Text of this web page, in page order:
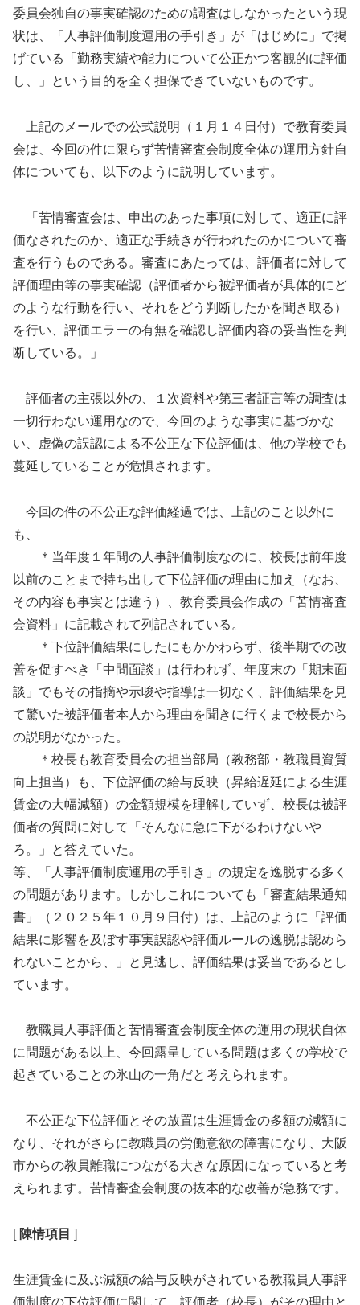
委員会独自の事実確認のための調査はしなかったという現
状は、「人事評価制度運用の手引き」が「はじめに」で掲
げている「勤務実績や能力について公正かつ客観的に評価
し、」という目的を全く担保できていないものです。
上記のメールでの公式説明（１月１４日付）で教育委員
会は、今回の件に限らず苦情審査会制度全体の運用方針自
体についても、以下のように説明しています。
「苦情審査会は、申出のあった事項に対して、適正に評
価なされたのか、適正な手続きが行われたのかについて審
査を行うものである。審査にあたっては、評価者に対して
評価理由等の事実確認（評価者から被評価者が具体的にど
のような行動を行い、それをどう判断したかを聞き取る）
を行い、評価エラーの有無を確認し評価内容の妥当性を判
断している。」
評価者の主張以外の、１次資料や第三者証言等の調査は
一切行わない運用なので、今回のような事実に基づかな
い、虚偽の誤認による不公正な下位評価は、他の学校でも
蔓延していることが危惧されます。
今回の件の不公正な評価経過では、上記のこと以外に
も、
＊当年度１年間の人事評価制度なのに、校長は前年度
以前のことまで持ち出して下位評価の理由に加え（なお、
その内容も事実とは違う）、教育委員会作成の「苦情審査
会資料」に記載されて列記されている。
＊下位評価結果にしたにもかかわらず、後半期での改
善を促すべき「中間面談」は行われず、年度末の「期末面
談」でもその指摘や示唆や指導は一切なく、評価結果を見
て驚いた被評価者本人から理由を聞きに行くまで校長から
の説明がなかった。
＊校長も教育委員会の担当部局（教務部・教職員資質
向上担当）も、下位評価の給与反映（昇給遅延による生涯
賃金の大幅減額）の金額規模を理解していず、校長は被評
価者の質問に対して「そんなに急に下がるわけないや
ろ。」と答えていた。
等、「人事評価制度運用の手引き」の規定を逸脱する多く
の問題があります。しかしこれについても「審査結果通知
書」（２０２５年１０月９日付）は、上記のように「評価
結果に影響を及ぼす事実誤認や評価ルールの逸脱は認めら
れないことから、」と見逃し、評価結果は妥当であるとし
ています。
教職員人事評価と苦情審査会制度全体の運用の現状自体
に問題がある以上、今回露呈している問題は多くの学校で
起きていることの氷山の一角だと考えられます。
不公正な下位評価とその放置は生涯賃金の多額の減額に
なり、それがさらに教職員の労働意欲の障害になり、大阪
市からの教員離職につながる大きな原因になっていると考
えられます。苦情審査会制度の抜本的な改善が急務です。
[陳情項目 ]
生涯賃金に及ぶ減額の給与反映がされている教職員人事評
価制度の下位評価に関して、評価者（校長）がその理由と